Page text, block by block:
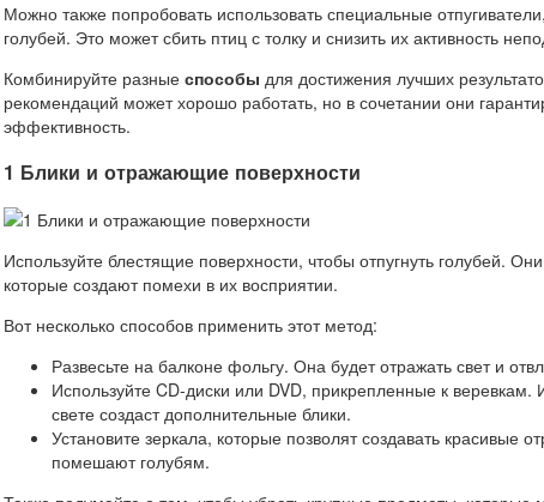
Можно также попробовать использовать специальные
голубей. Это может сбить птиц с толку и снизить их активность
Комбинируйте разные способы для достижения лучших
рекомендаций может хорошо работать, но в сочетании они
эффективность.
1 Блики и отражающие поверхности
Используйте блестящие поверхности, чтобы отпугнуть голубей.
которые создают помехи в их восприятии.
Вот несколько способов применить этот метод:
Развесьте на балконе фольгу. Она будет отражать свет и
Используйте CD-диски или DVD, прикрепленные к
свете создаст дополнительные блики.
Установите зеркала, которые позволят создавать красивые
помешают голубям.